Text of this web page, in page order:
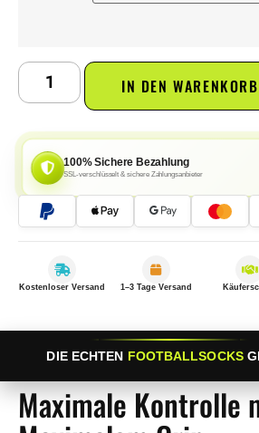
IN DEN WARENKORB
100% Sichere Bezahlung
SSL-verschlüsselt & sichere Zahlungsanbieter
Kostenloser Versand 1–3 Tage Versand
DIE ECHTEN FOOTBALLSOCKS
Maximale Kontrolle